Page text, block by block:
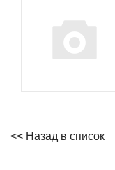
<< Назад в список